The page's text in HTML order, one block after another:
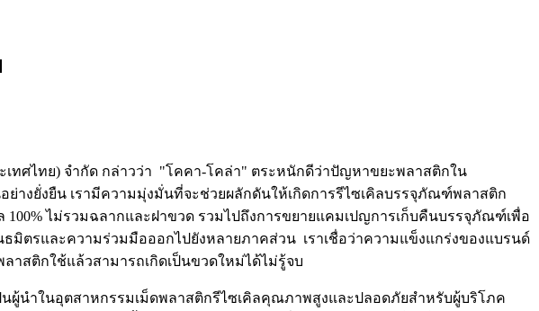
ทศไทย) จำกัด กล่าวว่า "โคคา-โคล่า" ตระหนักดีว่าปัญหาขยะพลาสติกใน
างยั่งยืน เรามีความมุ่งมั่นที่จะช่วยผลักดันให้เกิดการรีไซเคิลบรรจุภัณฑ์พลาสติก
ไม่รวมฉลากและฝาขวด รวมไปถึงการขยายแคมเปญการเก็บคืนบรรจุภัณฑ์เพื่อ
ตรและความร่วมมือออกไปยังหลายภาคส่วน เราเชื่อว่าความแข็งแกร่งของแบรนด์
าสติกใช้แล้วสามารถเกิดเป็นขวดใหม่ได้ไม่รู้จบ
ผู้นำในอุตสาหกรรมเม็ดพลาสติกรีไซเคิลคุณภาพสูงและปลอดภัยสำหรับผู้บริโภค